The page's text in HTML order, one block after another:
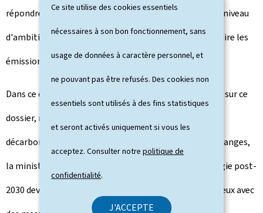
Ce site utilise des cookies essentiels
nécessaires à son bon fonctionnement, sans
usage de données à caractère personnel, et
ne pouvant pas être refusés. Des cookies non
essentiels sont utilisés à des fins statistiques
et seront activés uniquement si vous les
acceptez. Consulter notrepolitique de
confidentialité.
J'ACCEPTE
répondre à des questions de fond en ce qui concerne le niveau
d'ambition et les moyens à mettre en œuvre pour réduire les
émissions de CO2 dans le secteur des transports.
Dans ce contexte, le Conseil a tenu un échange de vues sur ce
dossier, mais aussi, plus largement, sur les efforts de
décarbonation du secteur au-delà de 2030. Lors des échanges,
la ministre Yuriko Backes a souligné que "toute stratégie post-
2030 devrait concilier des objectifs climatiques ambitieux avec